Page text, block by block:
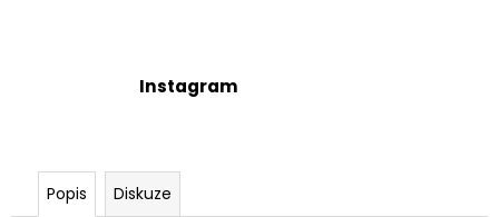
Instagram
Popis Diskuze